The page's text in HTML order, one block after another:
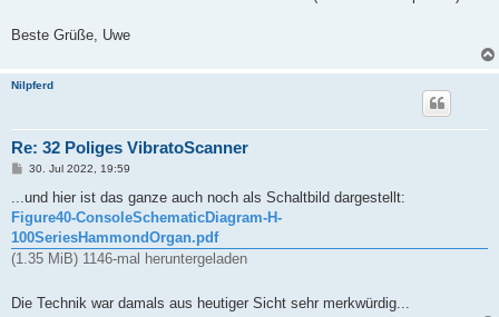
Beste Grüße, Uwe
Nilpferd
Re: 32 Poliges VibratoScanner
B
i
r
a
g
30. Jul 2022, 19:59
...und hier ist das ganze auch noch als Schaltbild dargestellt:
Figure40-ConsoleSchematicDiagram-H-
100SeriesHammondOrgan.pdf
(1.35 MiB) 1146-mal heruntergeladen
Die Technik war damals aus heutiger Sicht sehr merkwürdig...